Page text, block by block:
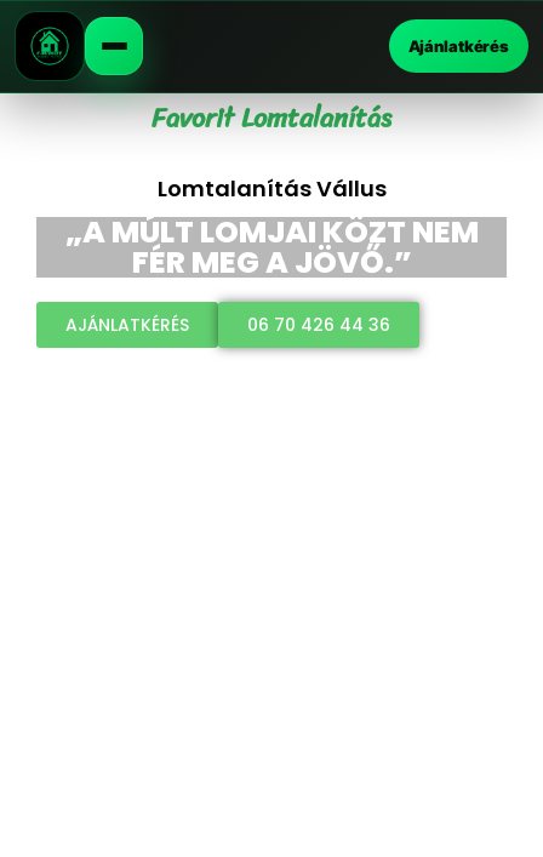
Ajánlatkérés
Favorit Lomtalanítás
Lomtalanítás Vállus
„A MÚLT LOMJAI KÖZT NEM
FÉR MEG A JÖVŐ.”
AJÁNLATKÉRÉS 06 70 426 44 36